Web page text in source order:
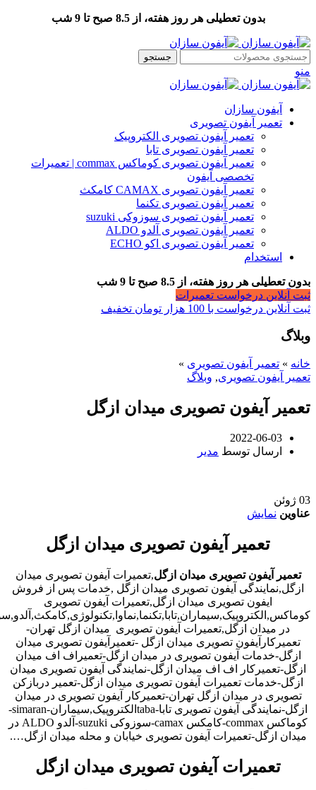
بدون تعطیلی هر روز هفته، از 8.5 صبح تا 9 شب
جستجو
منو
آیفون سازان
تعمیر آیفون تصویری
تعمیر آیفون تصویری الکتروپیک
تعمیر آیفون تصویری تابا
تعمیر آیفون تصویری کوماکس commax | تعمیرات
تخصصی آیفون
تعمیر آیفون تصویری CAMAX کامکث
تعمیر آیفون تصویری تکنما
تعمیر آیفون تصویری سوزوکی suzuki
تعمیر آیفون تصویری آلدو ALDO
تعمیر آیفون تصویری اکو ECHO
استخدام
بدون تعطیلی هر روز هفته، از 8.5 صبح تا 9 شب
ثبت آنلاین درخواست تعمیرات
ثبت آنلاین درخواست با 100 هزار تومان تخفیف
وبلاگ
خانه » تعمیر آیفون تصویری »
تعمیر آیفون تصویری, وبلاگ
تعمیر آیفون تصویری میدان ازگل
2022-06-03
ارسال توسط مدیر
03 ژوئن
عناوین نمایش
تعمیر آیفون تصویری میدان ازگل
تعمیر آیفون تصویری میدان ازگل,تعمیرات آیفون تصویری میدان
ازگل,نمایندگی آیفون تصویری میدان ازگل ,خدمات پس از فروش
ایفون تصویری میدان ازگل,تعمیرات آیفون تصویری
در میدان ازگل,تعمیرات آیفون تصویری میدان ازگل تهران-
تعمیرکارآیفون تصویری میدان ازگل -تعمیرآیفون تصویری میدان
ازگل-خدمات آیفون تصویری در میدان ازگل-تعمیراف اف میدان
ازگل-تعمیرکار اف اف میدان ازگل-نمایندگی آیفون تصویری میدان
ازگل-خدمات تعمیرات آیفون تصویری میدان ازگل-تعمیر دربازکن
تصویری در میدان ازگل تهران-تعمیرکار آیفون تصویری در میدان
ازگل-نمایندگی آیفون تصویری تابا-tabaالکتروپیک,سیماران-simaran-
کوماکس commax-کامکس camax-سوزوکی suzuki-آلدو ALDO در
میدان ازگل-تعمیرات آیفون تصویری خیابان و محله میدان ازگل….
تعمیرات آیفون تصویری میدان ازگل